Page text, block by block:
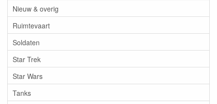
Nieuw & overig
Ruimtevaart
Soldaten
Star Trek
Star Wars
Tanks